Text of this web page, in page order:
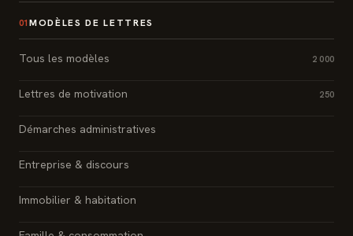
01 MODÈLES DE LETTRES
Tous les modèles 2 000
Lettres de motivation 250
Démarches administratives
Entreprise & discours
Immobilier & habitation